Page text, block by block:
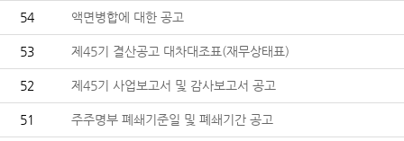
54 액면병합에 대한 공고
53 제45기 결산공고 대차대조표(재무상태표)
52 제45기 사업보고서 및 감사보고서 공고
51 주주명부 폐쇄기준일 및 폐쇄기간 공고